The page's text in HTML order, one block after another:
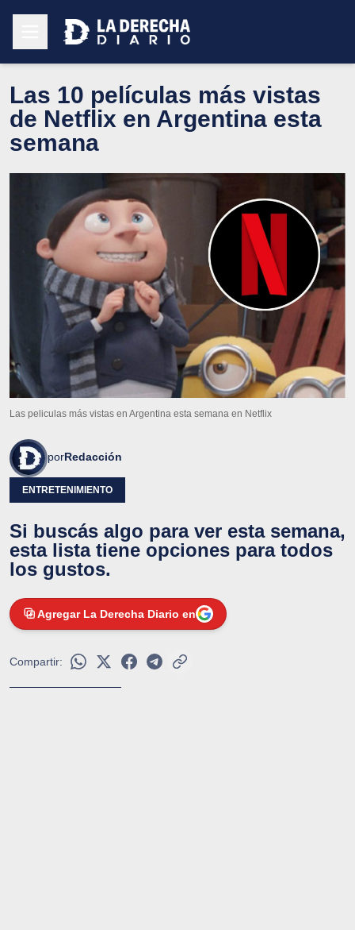
Las 10 películas más vistas
de Netflix en Argentina esta
semana
Las peliculas más vistas en Argentina esta semana en Netflix
porRedacción
ENTRETENIMIENTO
Si buscás algo para ver esta semana,
esta lista tiene opciones para todos
los gustos.
Agregar La Derecha Diario en
Compartir: